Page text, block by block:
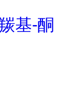
基-酮